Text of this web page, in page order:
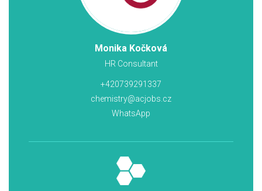
Monika Kočková
HR Consultant
+420739291337
chemistry@acjobs.cz
WhatsApp